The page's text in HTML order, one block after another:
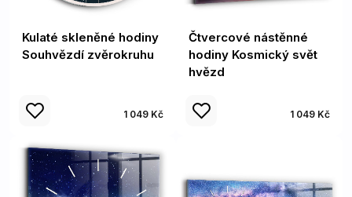
Kulaté skleněné hodiny
Souhvězdí zvěrokruhu
1 049 Kč
Čtvercové nástěnné
hodiny Kosmický svět
hvězd
1 049 Kč